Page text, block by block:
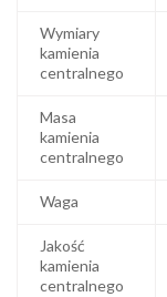
Wymiary
kamienia
centralnego
Masa
kamienia
centralnego
Waga
Jakość
kamienia
centralnego